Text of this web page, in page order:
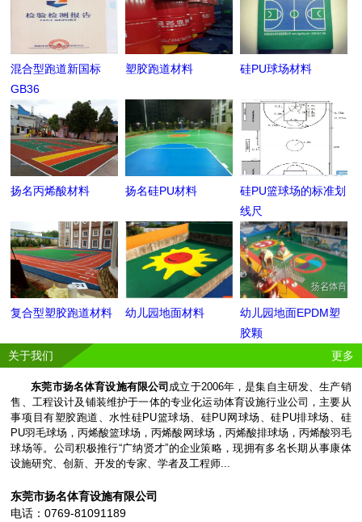
混合型跑道新国标
GB36
塑胶跑道材料 硅PU球场材料
扬名丙烯酸材料 扬名硅PU材料
硅PU篮球场的标准划
线尺
复合型塑胶跑道材料 幼儿园地面材料
幼儿园地面EPDM塑
胶颗
关于我们
更多
东莞市扬名体育设施有限公司成立于2006年，是集自主研发、生产销
售、工程设计及铺装维护于一体的专业化运动体育设施行业公司，主要从
事项目有塑胶跑道、水性硅PU篮球场、硅PU网球场、硅PU排球场、硅
PU羽毛球场，丙烯酸篮球场，丙烯酸网球场，丙烯酸排球场，丙烯酸羽毛
球场等。公司积极推行“广纳贤才”的企业策略，现拥有多名长期从事康体
设施研究、创新、开发的专家、学者及工程师...
东莞市扬名体育设施有限公司
电话：0769-81091189